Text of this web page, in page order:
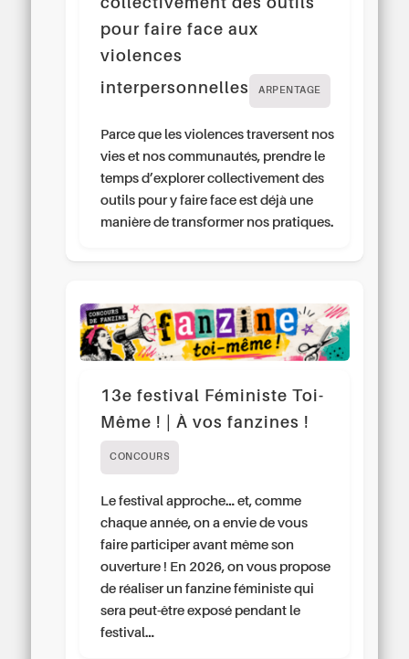
pour faire face aux
violences
interpersonnelles
ARPENTAGE
Parce que les violences traversent nos
vies et nos communautés, prendre le
temps d’explorer collectivement des
outils pour y faire face est déjà une
manière de transformer nos pratiques.
13e festival Féministe Toi-
Même ! | À vos fanzines !
CONCOURS
Le festival approche… et, comme
chaque année, on a envie de vous
faire participer avant même son
ouverture ! En 2026, on vous propose
de réaliser un fanzine féministe qui
sera peut-être exposé pendant le
festival…